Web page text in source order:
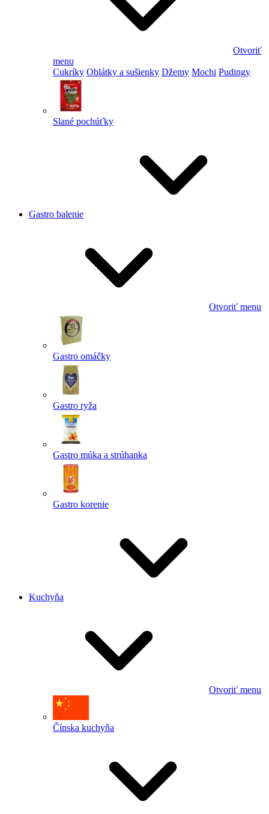
Otvoriť
menu
Cukríky Oblátky a sušienky Džemy Mochi Pudingy
Slané pochúťky
Gastro balenie
Otvoriť menu
Gastro omáčky
Gastro ryža
Gastro múka a strúhanka
Gastro korenie
Kuchyňa
Otvoriť menu
Čínska kuchyňa